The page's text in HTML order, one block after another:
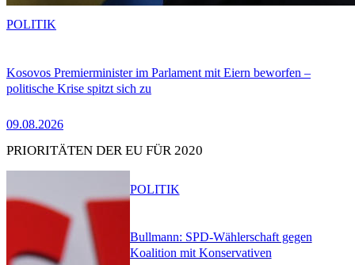
Kosovos Premierminister im Parlament mit Eiern beworfen –
politische Krise spitzt sich zu
09.08.2026
POLITIK
PRIORITÄTEN DER EU FÜR 2020
Bullmann: SPD-Wählerschaft gegen
Koalition mit Konservativen
POLITIK